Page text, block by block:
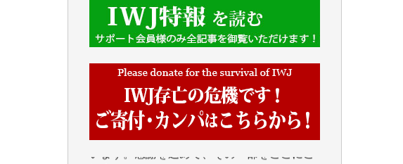
■■■■■■
IWJには、ご寄付・カンパをいただいた方々
より、たくさんの応援のメッセージが届いて
います。感謝を込めて、その一部をここにご
紹介いたします。
■■■■■■